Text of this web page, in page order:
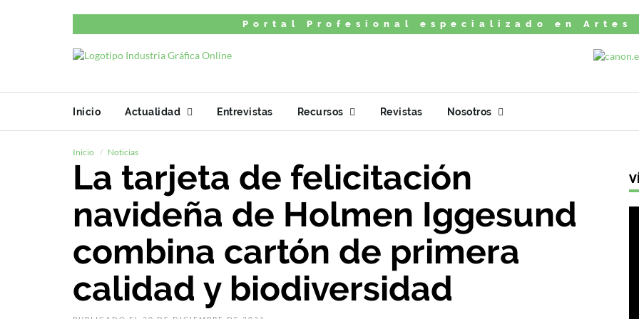
Portal Profesional especializado en Artes
Inicio Actualidad Entrevistas Recursos Revistas Nosotros
Inicio Noticias
La tarjeta de felicitación
navideña de Holmen Iggesund
combina cartón de primera
calidad y biodiversidad